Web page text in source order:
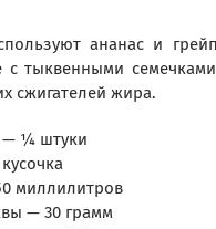
ананас и
с тыквенными
сжигателей жира.
— ¼ штуки
миллилитров
— 30 грамм